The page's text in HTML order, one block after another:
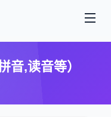
音,读音等）